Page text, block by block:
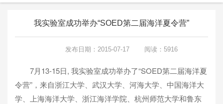
我实验室成功举办“SOED第二届海洋夏令营”
发布日期：2015-07-17 阅读：5916
7月13-15日, 我实验室成功举办了“SOED第二届海洋夏
令营”，来自浙江大学、武汉大学、河海大学、中国海洋大
学、上海海洋大学、浙江海洋学院、杭州师范大学和鲁东